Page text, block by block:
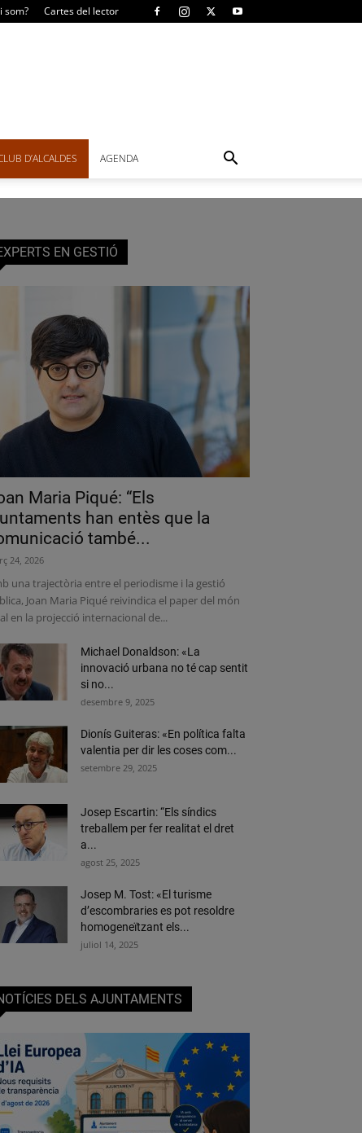
som? Cartes del lector
D’ALCALDES AGENDA
EN GESTIÓ
Maria Piqué: “Els
han entès que la
també...
24, 2026
una trajectòria entre el periodisme i la gestió
Joan Maria Piqué reivindica el paper del món
en la projecció internacional de...
Michael Donaldson: «La
innovació urbana no té cap sentit
si no...
desembre 9, 2025
Dionís Guiteras: «En política falta
valentia per dir les coses com...
setembre 29, 2025
Josep Escartin: “Els síndics
treballem per fer realitat el dret
a...
agost 25, 2025
Josep M. Tost: «El turisme
d’escombraries es pot resoldre
homogeneïtzant els...
juliol 14, 2025
DELS AJUNTAMENTS